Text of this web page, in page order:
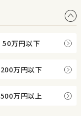
50万円以下
200万円以下
500万円以上